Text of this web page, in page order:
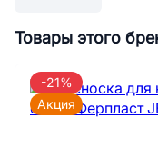
Товары этого
-21%
Акция